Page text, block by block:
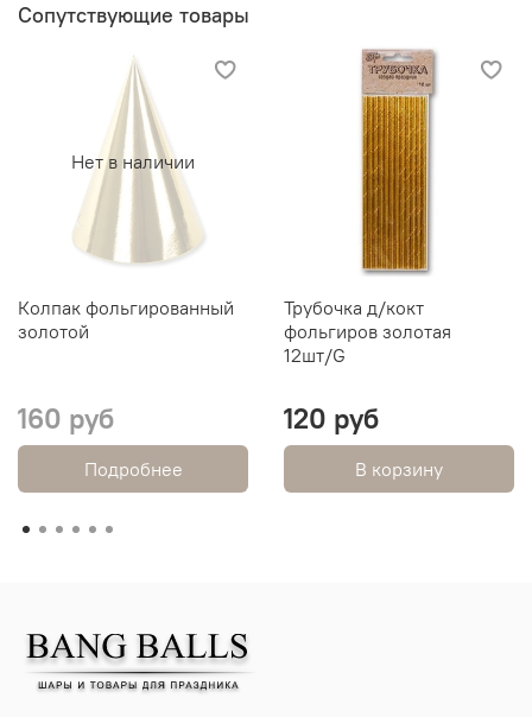
Сопутствующие товары
Нет в наличии
Колпак фольгированный
золотой
160 руб
Подробнее
Трубочка д/кокт
фольгиров золотая
12шт/G
120 руб
В корзину